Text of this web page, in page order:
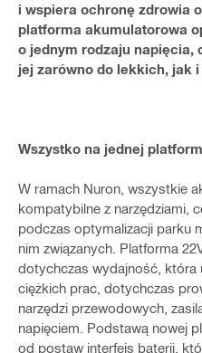
i wspiera ochronę zdrowia
platforma akumulatorowa
o jednym rodzaju napięcia,
jej zarówno do lekkich, jak
Wszystko na jednej
W ramach Nuron, wszystkie
kompatybilne z narzędziami,
podczas optymalizacji parku
nim związanych. Platforma
dotychczas wydajność, która
ciężkich prac, dotychczas
narzędzi przewodowych,
napięciem. Podstawą nowej
od postaw interfejs baterii,